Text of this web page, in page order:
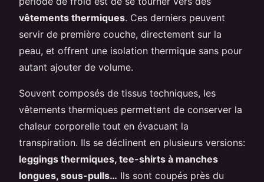
vêtements thermiques. Ces derniers peuvent
servir de première couche, directement sur la
peau, et offrent une isolation thermique sans pour
autant ajouter de volume.
Souvent composés de tissus techniques, les
vêtements thermiques permettent de conserver la
chaleur corporelle tout en évacuant la
transpiration. Ils se déclinent en plusieurs versions:
leggings thermiques, tee-shirts à manches
longues, sous-pulls… Ils sont coupés près du